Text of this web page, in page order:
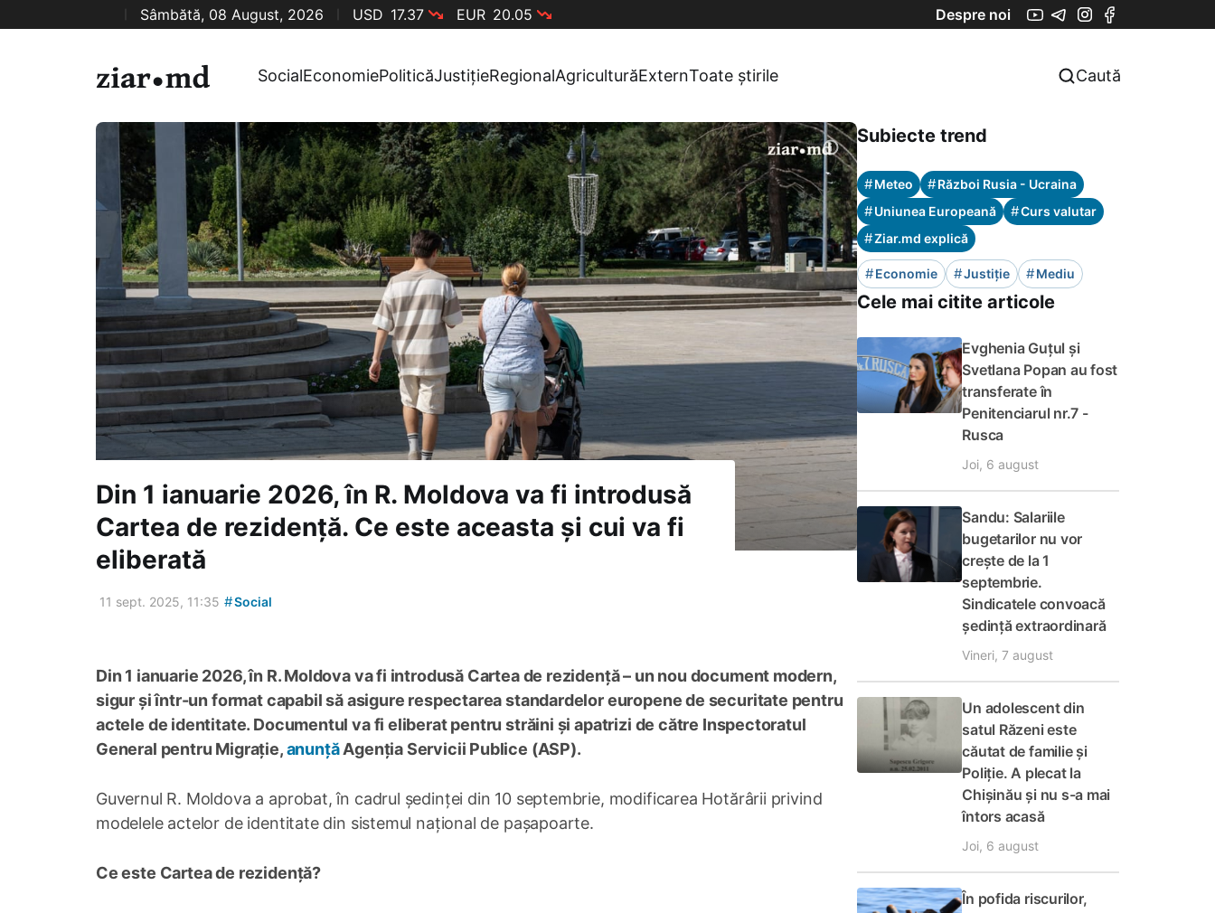
Sâmbătă, 08 August, 2026 USD 17.37 EUR 20.05 Despre noi
SocialEconomiePoliticăJustițieRegionalAgriculturăExternToate știrile Caută
Din 1 ianuarie 2026, în R. Moldova va fi introdusă
Cartea de rezidență. Ce este aceasta și cui va fi
eliberată
11 sept. 2025, 11:35 #Social
Din 1 ianuarie 2026, în R. Moldova va fi introdusă Cartea de rezidență – un nou document modern,
sigur și într-un format capabil să asigure respectarea standardelor europene de securitate pentru
actele de identitate. Documentul va fi eliberat pentru străini și apatrizi de către Inspectoratul
General pentru Migrație,anunțăAgenția Servicii Publice (ASP).
Guvernul R. Moldova a aprobat, în cadrul ședinței din 10 septembrie, modificarea Hotărârii privind
modelele actelor de identitate din sistemul național de pașapoarte.
Ce este Cartea de rezidență?
Subiecte trend
#Meteo #Război Rusia - Ucraina
#Uniunea Europeană #Curs valutar
#Ziar.md explică
#Economie #Justiție #Mediu
Cele mai citite articole
Evghenia Guțul și
Svetlana Popan au fost
transferate în
Penitenciarul nr.7 -
Rusca
Joi, 6 august
Sandu: Salariile
bugetarilor nu vor
crește de la 1
septembrie.
Sindicatele convoacă
ședință extraordinară
Vineri, 7 august
Un adolescent din
satul Răzeni este
căutat de familie și
Poliție. A plecat la
Chișinău și nu s-a mai
întors acasă
Joi, 6 august
În pofida riscurilor,